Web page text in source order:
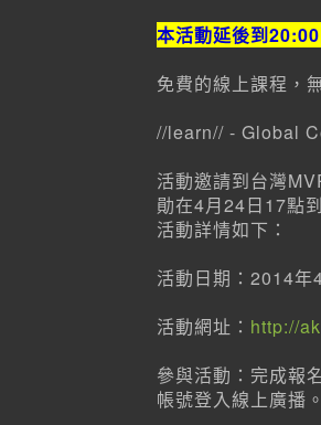
本活動延後到
免費的線上課程，
//learn// - Global
活動邀請到台灣
勛在4月24日17點
活動詳情如下：
活動日期：2014年
活動網址： http://
參與活動：完成報
帳號登入線上廣播。